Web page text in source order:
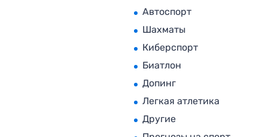
Автоспорт
Шахматы
Киберспорт
Биатлон
Допинг
Легкая атлетика
Другие